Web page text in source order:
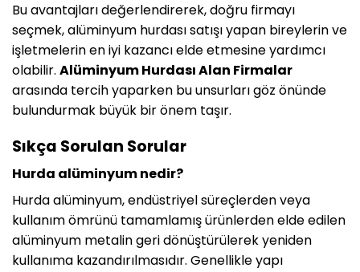
Bu avantajları değerlendirerek, doğru firmayı
seçmek, alüminyum hurdası satışı yapan bireylerin ve
işletmelerin en iyi kazancı elde etmesine yardımcı
olabilir. Alüminyum Hurdası Alan Firmalar
arasında tercih yaparken bu unsurları göz önünde
bulundurmak büyük bir önem taşır.
Sıkça Sorulan Sorular
Hurda alüminyum nedir?
Hurda alüminyum, endüstriyel süreçlerden veya
kullanım ömrünü tamamlamış ürünlerden elde edilen
alüminyum metalin geri dönüştürülerek yeniden
kullanıma kazandırılmasıdır. Genellikle yapı